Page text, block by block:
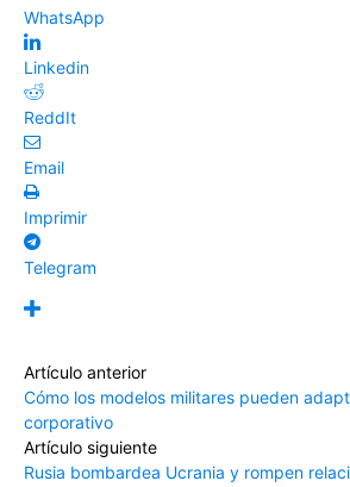
WhatsApp
Linkedin
ReddIt
Email
Imprimir
Telegram
Artículo anterior
Cómo los modelos militares pueden
corporativo
Artículo siguiente
Rusia bombardea Ucrania y rompen